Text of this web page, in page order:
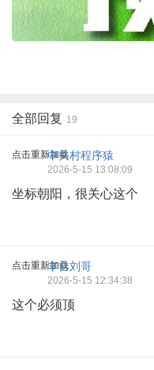
全部回复 19
点击重新加载中关村程序猿
2026-5-15 13:08:09
坐标朝阳，很关心这个
点击重新加载丰台刘哥
2026-5-15 12:34:38
这个必须顶